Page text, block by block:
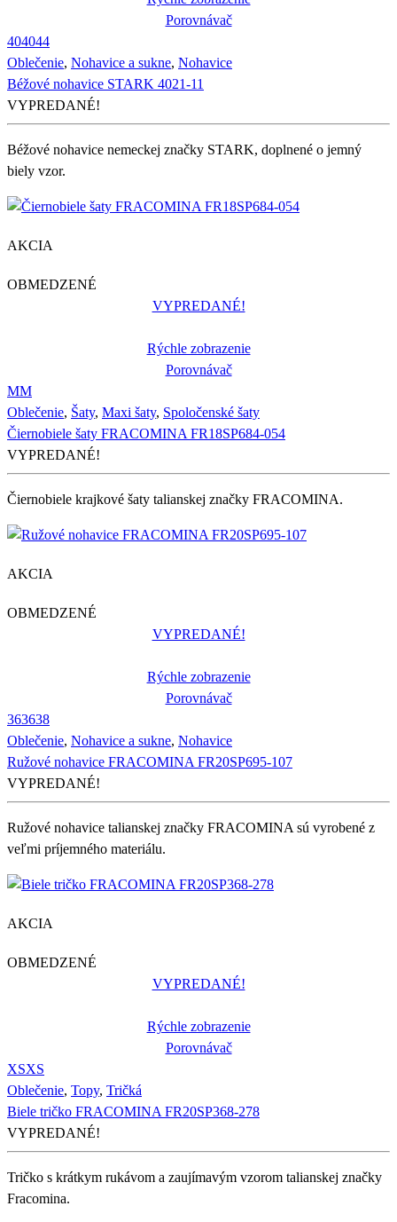
Porovnávač
404044
Oblečenie, Nohavice a sukne, Nohavice
Béžové nohavice STARK 4021-11
VYPREDANÉ!
Béžové nohavice nemeckej značky STARK, doplnené o jemný
biely vzor.
AKCIA
OBMEDZENÉ
VYPREDANÉ!
Rýchle zobrazenie
Porovnávač
MM
Oblečenie, Šaty, Maxi šaty, Spoločenské šaty
Čiernobiele šaty FRACOMINA FR18SP684-054
VYPREDANÉ!
Čiernobiele krajkové šaty talianskej značky FRACOMINA.
AKCIA
OBMEDZENÉ
VYPREDANÉ!
Rýchle zobrazenie
Porovnávač
363638
Oblečenie, Nohavice a sukne, Nohavice
Ružové nohavice FRACOMINA FR20SP695-107
VYPREDANÉ!
Ružové nohavice talianskej značky FRACOMINA sú vyrobené z
veľmi príjemného materiálu.
AKCIA
OBMEDZENÉ
VYPREDANÉ!
Rýchle zobrazenie
Porovnávač
XSXS
Oblečenie, Topy, Tričká
Biele tričko FRACOMINA FR20SP368-278
VYPREDANÉ!
Tričko s krátkym rukávom a zaujímavým vzorom talianskej značky
Fracomina.